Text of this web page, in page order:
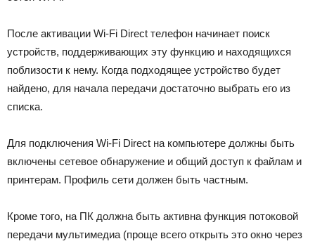
После активации Wi-Fi Direct телефон начинает поиск
устройств, поддерживающих эту функцию и находящихся
поблизости к нему. Когда подходящее устройство будет
найдено, для начала передачи достаточно выбрать его из
списка.
Для подключения Wi-Fi Direct на компьютере должны быть
включены сетевое обнаружение и общий доступ к файлам и
принтерам. Профиль сети должен быть частным.
Кроме того, на ПК должна быть активна функция потоковой
передачи мультимедиа (проще всего открыть это окно через